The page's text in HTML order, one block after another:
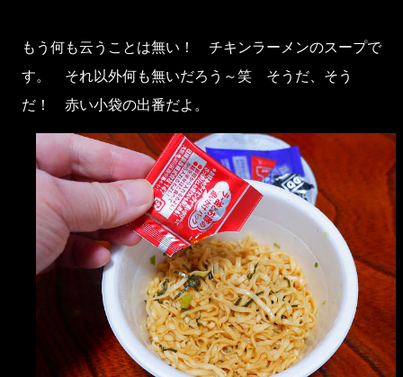
もう何も云うことは無い！ チキンラーメンのスープで
す。 それ以外何も無いだろう～笑 そうだ、そう
だ！ 赤い小袋の出番だよ。